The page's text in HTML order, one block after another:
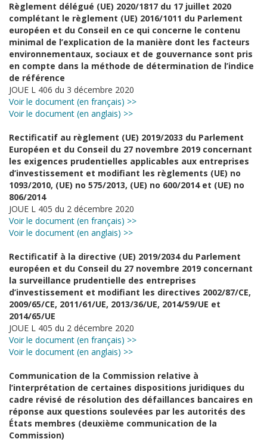
Règlement délégué (UE) 2020/1817 du 17 juillet 2020
complétant le règlement (UE) 2016/1011 du Parlement
européen et du Conseil en ce qui concerne le contenu
minimal de l’explication de la manière dont les facteurs
environnementaux, sociaux et de gouvernance sont pris
en compte dans la méthode de détermination de l’indice
de référence
JOUE L 406 du 3 décembre 2020
Voir le document (en français) >>
Voir le document (en anglais) >>
Rectificatif au règlement (UE) 2019/2033 du Parlement
Européen et du Conseil du 27 novembre 2019 concernant
les exigences prudentielles applicables aux entreprises
d’investissement et modifiant les règlements (UE) no
1093/2010, (UE) no 575/2013, (UE) no 600/2014 et (UE) no
806/2014
JOUE L 405 du 2 décembre 2020
Voir le document (en français) >>
Voir le document (en anglais) >>
Rectificatif à la directive (UE) 2019/2034 du Parlement
européen et du Conseil du 27 novembre 2019 concernant
la surveillance prudentielle des entreprises
d’investissement et modifiant les directives 2002/87/CE,
2009/65/CE, 2011/61/UE, 2013/36/UE, 2014/59/UE et
2014/65/UE
JOUE L 405 du 2 décembre 2020
Voir le document (en français) >>
Voir le document (en anglais) >>
Communication de la Commission relative à
l’interprétation de certaines dispositions juridiques du
cadre révisé de résolution des défaillances bancaires en
réponse aux questions soulevées par les autorités des
États membres (deuxième communication de la
Commission)